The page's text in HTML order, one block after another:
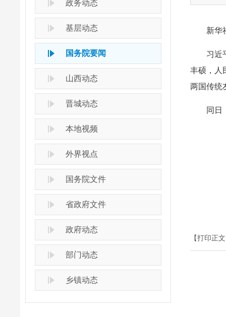
政务动态
基层动态
国务院要闻
山西动态
晋城动态
本地视频
外界视点
国务院文件
省政府文件
政府动态
部门动态
乡镇动态
新华
习近
丰硕，人
两国传统
同日
【打印正